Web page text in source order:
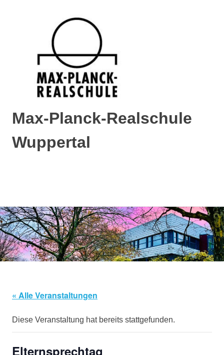
Zum
Inhalt
springen
Max-Planck-Realschule
Wuppertal
« Alle Veranstaltungen
Diese Veranstaltung hat bereits stattgefunden.
Elternsprechtag